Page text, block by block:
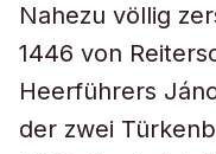
Nahezu völlig
1446 von
Heerführers
der zwei